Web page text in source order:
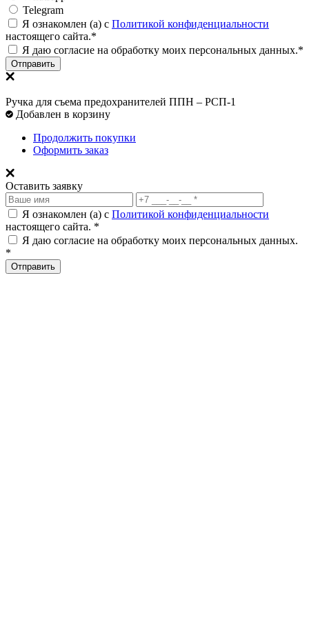
Telegram
Я ознакомлен (а) с Политикой конфиденциальности
настоящего сайта.*
Я даю согласие на обработку моих персональных данных.*
Отправить
Ручка для съема предохранителей ППН – РСП-1
Добавлен в корзину
Продолжить покупки
Оформить заказ
Оставить заявку
Я ознакомлен (а) с Политикой конфиденциальности
настоящего сайта. *
Я даю согласие на обработку моих персональных данных.
*
Отправить